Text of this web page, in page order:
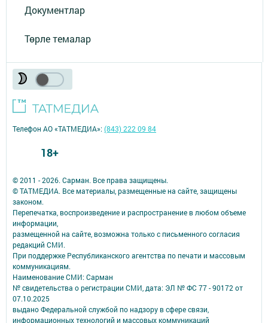
Документлар
Төрле темалар
© 2011 - 2026. Сарман. Все права защищены.
© ТАТМЕДИА. Все материалы, размещенные на сайте, защищены
законом.
Перепечатка, воспроизведение и распространение в любом объеме
информации,
размещенной на сайте, возможна только с письменного согласия
редакций СМИ.
При поддержке Республиканского агентства по печати и массовым
коммуникациям.
Наименование СМИ: Сарман
№ свидетельства о регистрации СМИ, дата: ЭЛ № ФС 77 - 90172 от
07.10.2025
выдано Федеральной службой по надзору в сфере связи,
информационных технологий и массовых коммуникаций
Телефон АО «ТАТМЕДИА»:(843) 222 09 84
18+